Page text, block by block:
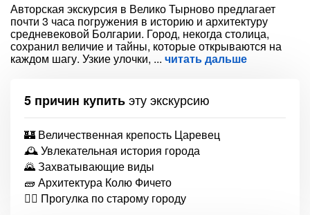
Авторская экскурсия в Велико Тырново предлагает
почти 3 часа погружения в историю и архитектуру
средневековой Болгарии. Город, некогда столица,
сохранил величие и тайны, которые открываются на
каждом шагу. Узкие улочки, читать дальше
5 причин купитьэту экскурсию
🏰 Величественная крепость Царевец
🕰 Увлекательная история города
🌄 Захватывающие виды
🧱 Архитектура Колю Фичето
🚶‍♂️ Прогулка по старому городу